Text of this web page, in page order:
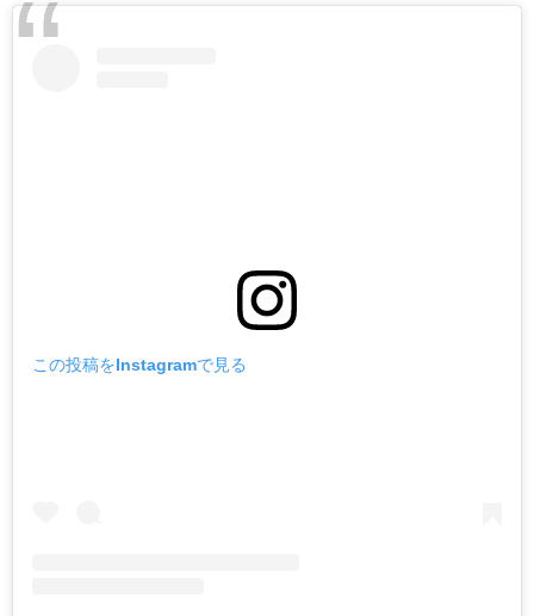
この投稿をInstagramで見る